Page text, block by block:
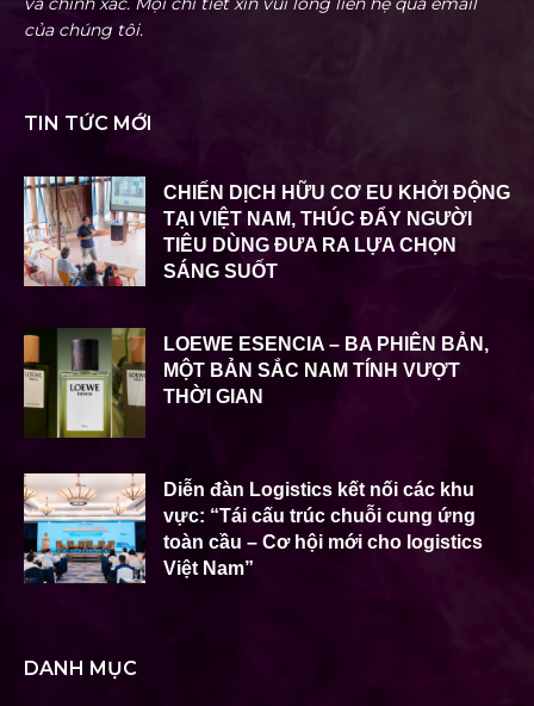
của chúng tôi.
TIN TỨC MỚI
CHIẾN DỊCH HỮU CƠ EU KHỞI ĐỘNG
TẠI VIỆT NAM, THÚC ĐẨY NGƯỜI
TIÊU DÙNG ĐƯA RA LỰA CHỌN
SÁNG SUỐT
LOEWE ESENCIA – BA PHIÊN BẢN,
MỘT BẢN SẮC NAM TÍNH VƯỢT
THỜI GIAN
Diễn đàn Logistics kết nối các khu
vực: “Tái cấu trúc chuỗi cung ứng
toàn cầu – Cơ hội mới cho logistics
Việt Nam”
DANH MỤC